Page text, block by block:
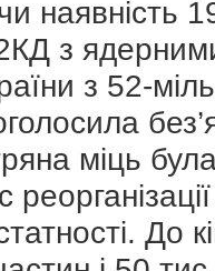
з
з 52-
міць
До